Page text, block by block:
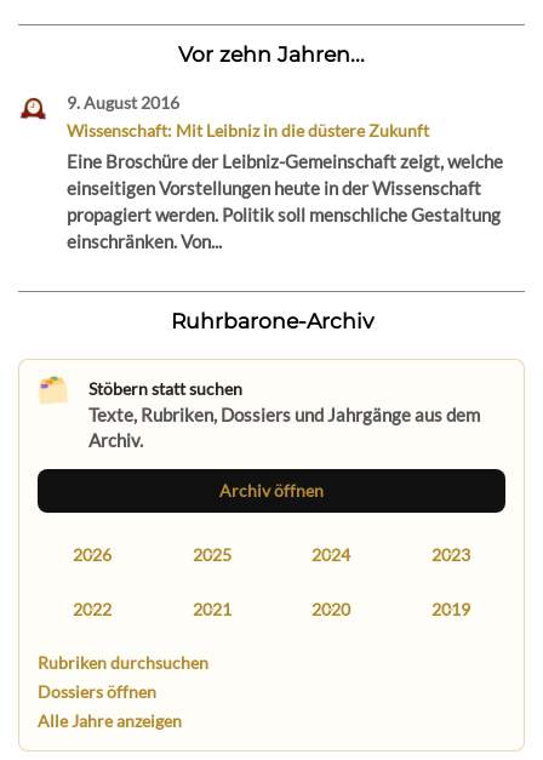
Vor zehn Jahren...
9. August 2016
Wissenschaft: Mit Leibniz in die düstere Zukunft
Eine Broschüre der Leibniz-Gemeinschaft zeigt, welche
einseitigen Vorstellungen heute in der Wissenschaft
propagiert werden. Politik soll menschliche Gestaltung
einschränken. Von...
Ruhrbarone-Archiv
Stöbern statt suchen
Texte, Rubriken, Dossiers und Jahrgänge aus dem
Archiv.
Archiv öffnen
2026 2025 2024 2023
2022 2021 2020 2019
Rubriken durchsuchen
Dossiers öffnen
Alle Jahre anzeigen